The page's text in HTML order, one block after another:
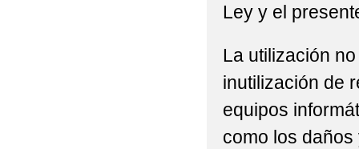
Ley y el
La utilización
inutilización de
equipos
como los